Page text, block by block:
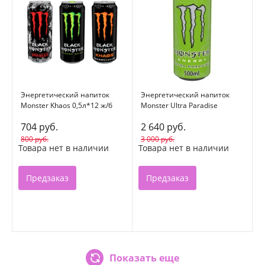
Энергетический напиток
Monster Khaos 0,5л*12 ж/б
704 руб.
800 руб.
Товара нет в наличии
Предзаказ
Энергетический напиток
Monster Ultra Paradise
2 640 руб.
3 000 руб.
Товара нет в наличии
Предзаказ
Показать еще